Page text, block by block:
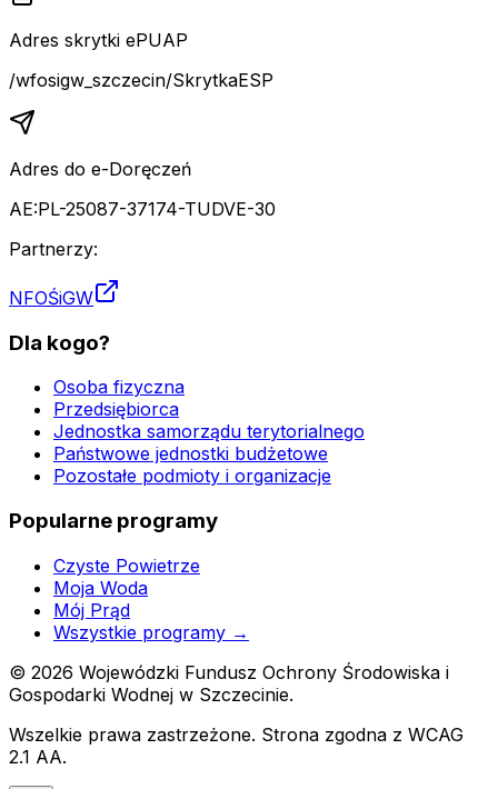
Adres skrytki ePUAP
/wfosigw_szczecin/SkrytkaESP
Adres do e-Doręczeń
AE:PL-25087-37174-TUDVE-30
Partnerzy:
NFOŚiGW
Dla kogo?
Osoba fizyczna
Przedsiębiorca
Jednostka samorządu terytorialnego
Państwowe jednostki budżetowe
Pozostałe podmioty i organizacje
Popularne programy
Czyste Powietrze
Moja Woda
Mój Prąd
Wszystkie programy →
© 2026 Wojewódzki Fundusz Ochrony Środowiska i
Gospodarki Wodnej w Szczecinie.
Wszelkie prawa zastrzeżone. Strona zgodna z WCAG
2.1 AA.